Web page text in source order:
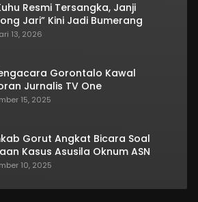
Resmi Tersangka, Janji
Jari” Kini Jadi Bumerang
13, 2026
Gorontalo Kawal
Jurnalis TV One
15, 2025
Gorut Angkat Bicara Soal
Kasus Asusila Oknum ASN
10, 2025